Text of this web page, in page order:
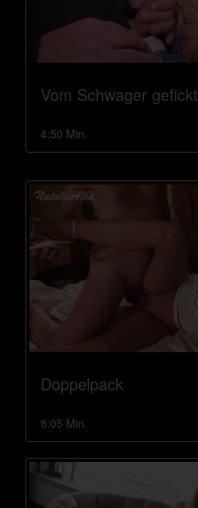
Vom Schwager gefickt
4:50 Min.
Doppelpack
8:05 Min.